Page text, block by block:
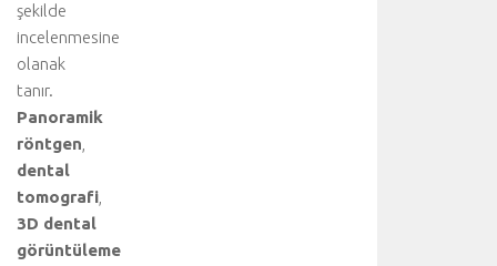
şekilde
incelenmesine
olanak
tanır.
Panoramik
röntgen
dental
tomografi
3D dental
görüntüleme